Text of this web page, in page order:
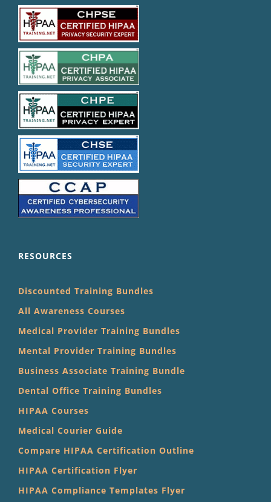
RESOURCES
Discounted Training Bundles
All Awareness Courses
Medical Provider Training Bundles
Mental Provider Training Bundles
Business Associate Training Bundle
Dental Office Training Bundles
HIPAA Courses
Medical Courier Guide
Compare HIPAA Certification Outline
HIPAA Certification Flyer
HIPAA Compliance Templates Flyer